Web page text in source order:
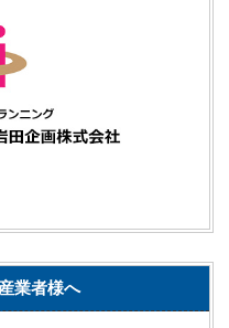
業者様へ